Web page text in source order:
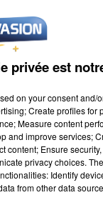
privée est
on your consent and/
Create profiles
Measure content
and improve services;
Ensure
privacy choices.
Identify
from other data